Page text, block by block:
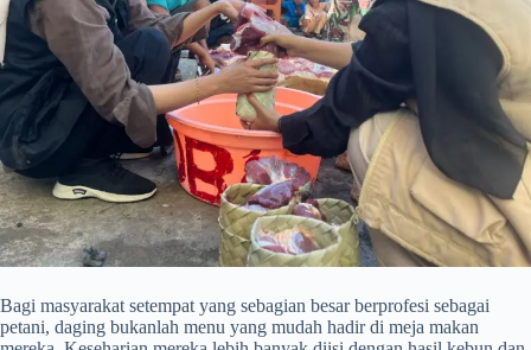
Bagi masyarakat setempat yang sebagian besar berprofesi sebagai
petani, daging bukanlah menu yang mudah hadir di meja makan